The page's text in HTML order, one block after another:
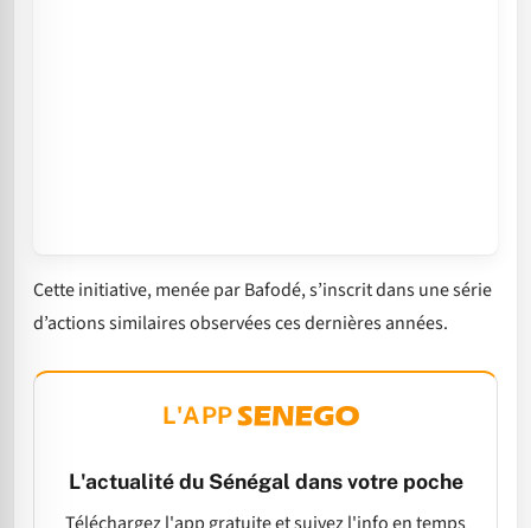
Cette initiative, menée par Bafodé, s’inscrit dans une série
d’actions similaires observées ces dernières années.
L'APP
L'actualité du Sénégal dans votre poche